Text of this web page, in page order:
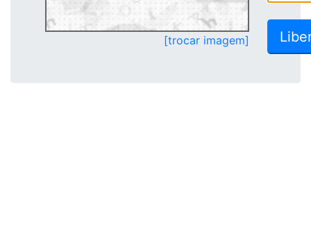
[trocar imagem]